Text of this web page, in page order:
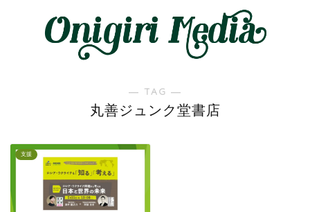
― TAG ―
丸善ジュンク堂書店
支援